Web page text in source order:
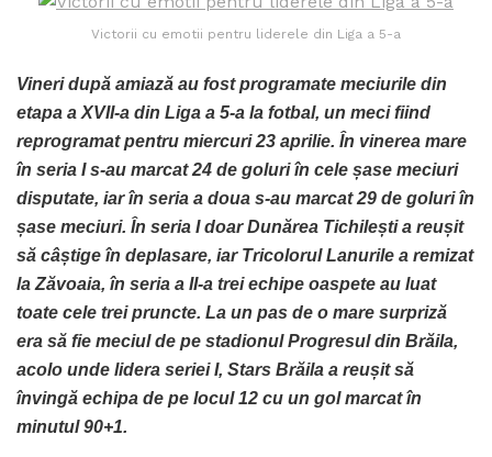
Victorii cu emotii pentru liderele din Liga a 5-a
Vineri după amiază au fost programate meciurile din
etapa a XVII-a din Liga a 5-a la fotbal, un meci fiind
reprogramat pentru miercuri 23 aprilie. În vinerea mare
în seria I s-au marcat 24 de goluri în cele șase meciuri
disputate, iar în seria a doua s-au marcat 29 de goluri în
șase meciuri. În seria I doar Dunărea Tichilești a reușit
să câștige în deplasare, iar Tricolorul Lanurile a remizat
la Zăvoaia, în seria a II-a trei echipe oaspete au luat
toate cele trei pruncte. La un pas de o mare surpriză
era să fie meciul de pe stadionul Progresul din Brăila,
acolo unde lidera seriei I, Stars Brăila a reușit să
învingă echipa de pe locul 12 cu un gol marcat în
minutul 90+1.